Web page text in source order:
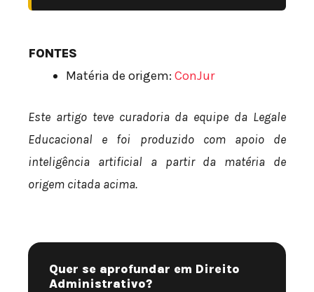
FONTES
Matéria de origem: ConJur
Este artigo teve curadoria da equipe da Legale
Educacional e foi produzido com apoio de
inteligência artificial a partir da matéria de
origem citada acima.
Quer se aprofundar em Direito
Administrativo?